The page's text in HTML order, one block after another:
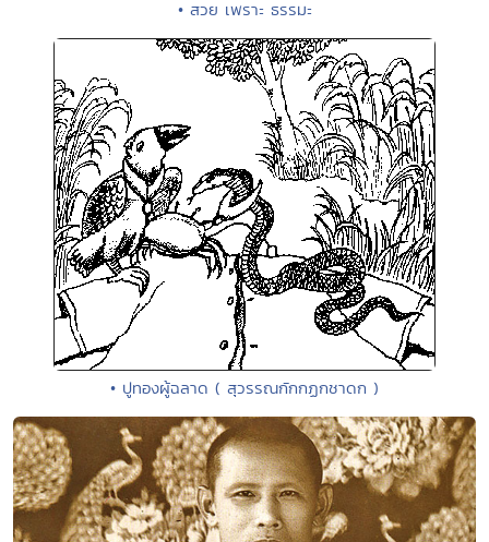
• สวย เพราะ ธรรมะ
• ปูทองผู้ฉลาด ( สุวรรณกักกฏกชาดก )